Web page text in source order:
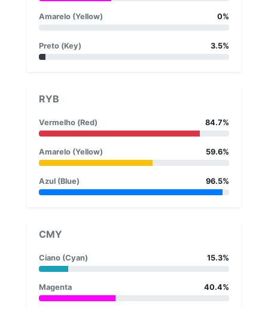
Amarelo (Yellow) 0%
Preto (Key) 3.5%
RYB
Vermelho (Red) 84.7%
Amarelo (Yellow) 59.6%
Azul (Blue) 96.5%
CMY
Ciano (Cyan) 15.3%
Magenta 40.4%